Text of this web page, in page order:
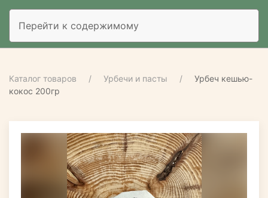
Перейти к содержимому
Каталог товаров Урбечи и пасты
Урбеч кешью-
кокос 200гр